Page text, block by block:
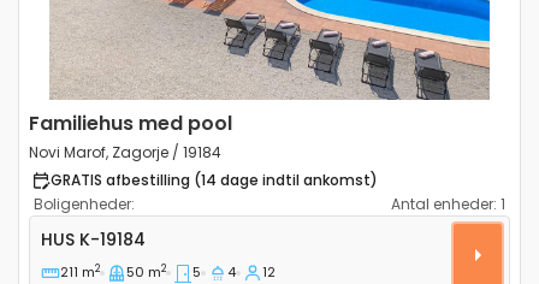
Familiehus med pool
Novi Marof, Zagorje / 19184
GRATIS afbestilling (14 dage indtil ankomst)
Boligenheder:
Antal enheder: 1
Komfortabelt hus Novi Marof, Zagorje K-19184
HUS K-19184
211 m2 50 m2 5 4 12